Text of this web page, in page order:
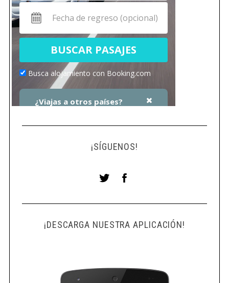
¡SÍGUENOS!
¡DESCARGA NUESTRA APLICACIÓN!